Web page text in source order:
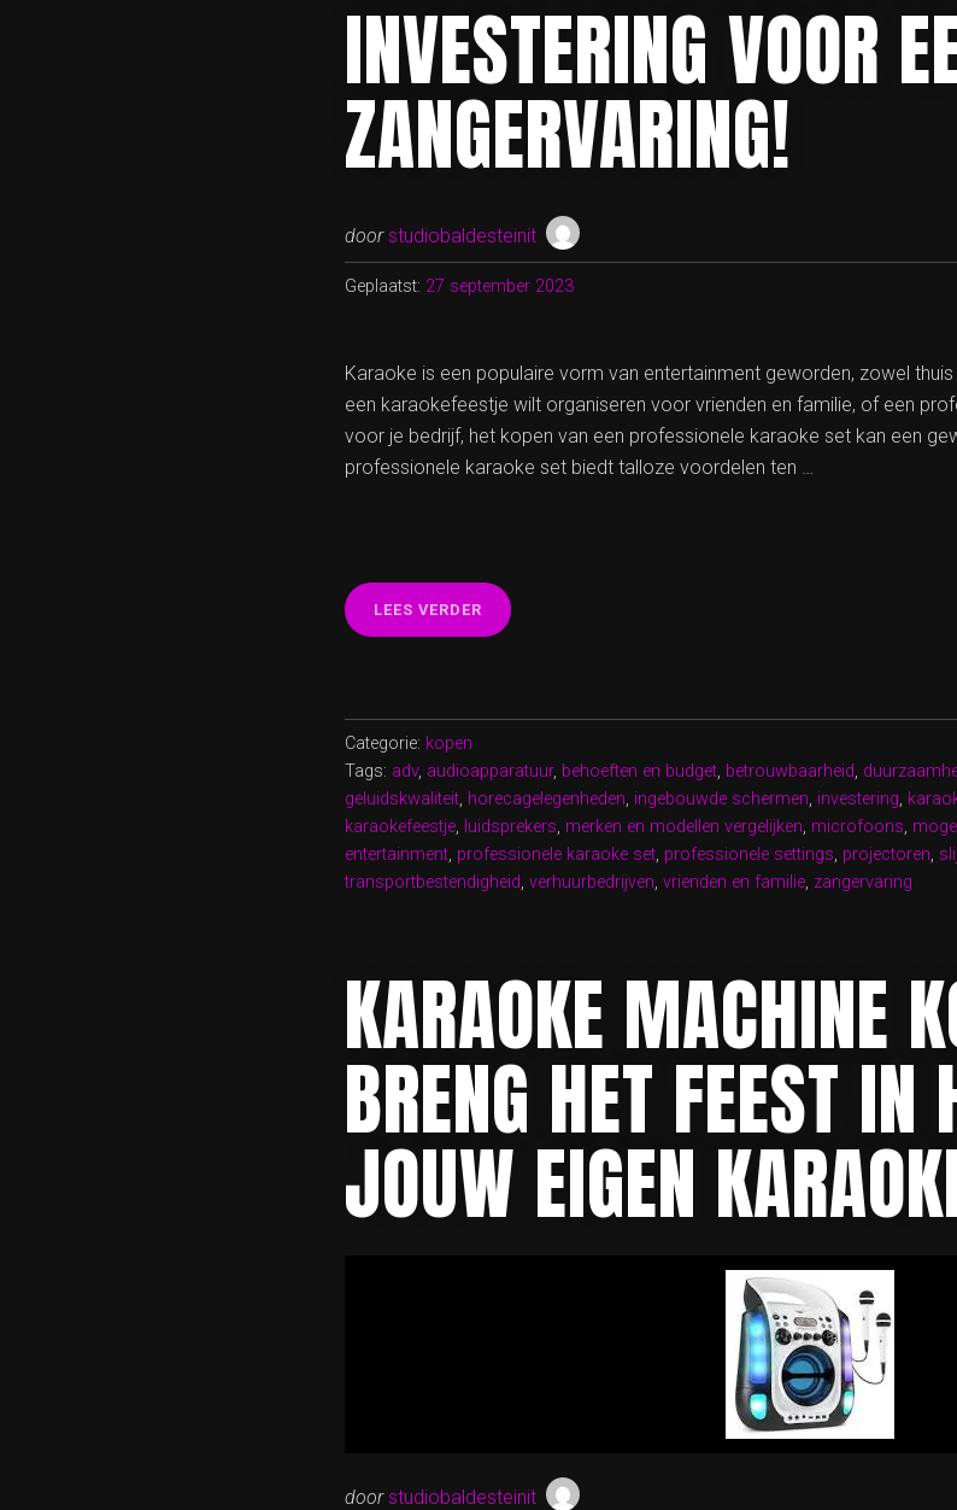
INVESTERING VOOR
ZANGERVARING!
door studiobaldesteinit
Geplaatst: 27 september 2023
Karaoke is een populaire vorm van entertainment geworden, zowel
een karaokefeestje wilt organiseren voor vrienden en familie, of een
voor je bedrijf, het kopen van een professionele karaoke set kan een
professionele karaoke set biedt talloze voordelen ten …
LEES VERDER “PROFESSIONELE
KARAOKE
INVESTERING
VOOR
ULTIEME
ZANGERVARING!”
Categorie: kopen
Tags: adv, audioapparatuur, behoeften en budget, betrouwbaarheid,
geluidskwaliteit, horecagelegenheden, ingebouwde schermen, investering,
karaokefeestje, luidsprekers, merken en modellen vergelijken, microfoons,
entertainment, professionele karaoke set, professionele settings, projectoren,
transportbestendigheid, verhuurbedrijven, vrienden en familie, zangervaring
KARAOKE MACHINE
BRENG HET FEEST
JOUW EIGEN
door studiobaldesteinit